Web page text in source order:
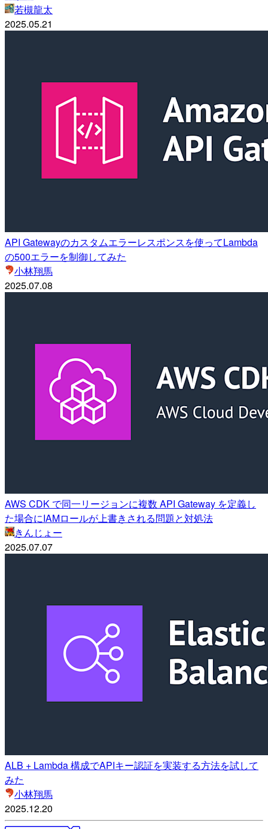
若槻龍太
2025.05.21
API Gatewayのカスタムエラーレスポンスを使ってLambda
の500エラーを制御してみた
小林翔馬
2025.07.08
AWS CDK で同一リージョンに複数 API Gateway を定義し
た場合にIAMロールが上書きされる問題と対処法
きんじょー
2025.07.07
ALB + Lambda 構成でAPIキー認証を実装する方法を試して
みた
小林翔馬
2025.12.20